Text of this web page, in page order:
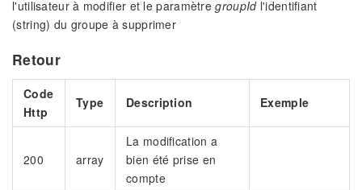
l'utilisateur à modifier et le paramètregroupIdl'identifiant
(string) du groupe à supprimer
Retour
Code
Http
Type Description Exemple
200 array
La modification a
bien été prise en
compte